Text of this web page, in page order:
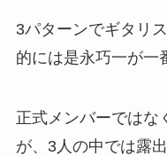
3パターンでギタリ
的には是永巧一が一
正式メンバーではな
が、3人の中では露